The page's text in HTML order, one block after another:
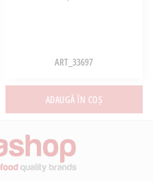
ART_33697
ADAUGĂ ÎN COȘ